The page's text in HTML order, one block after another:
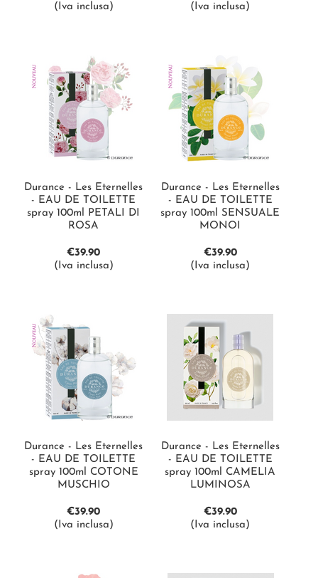
(Iva inclusa)
(Iva inclusa)
Durance - Les Eternelles
- EAU DE TOILETTE
spray 100ml PETALI DI
ROSA
€39.90
(Iva inclusa)
Durance - Les Eternelles
- EAU DE TOILETTE
spray 100ml SENSUALE
MONOI
€39.90
(Iva inclusa)
Durance - Les Eternelles
- EAU DE TOILETTE
spray 100ml COTONE
MUSCHIO
€39.90
(Iva inclusa)
Durance - Les Eternelles
- EAU DE TOILETTE
spray 100ml CAMELIA
LUMINOSA
€39.90
(Iva inclusa)